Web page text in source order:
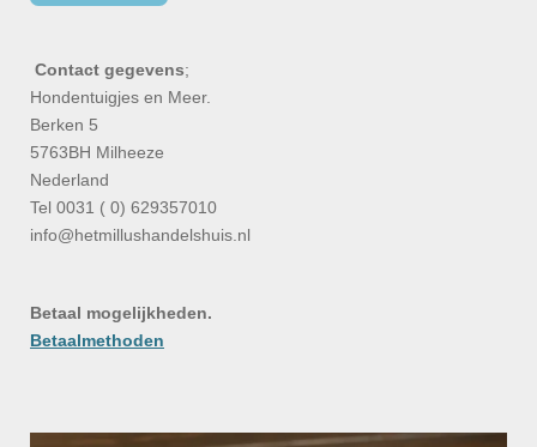
Contact gegevens;
Hondentuigjes en Meer.
Berken 5
5763BH Milheeze
Nederland
Tel 0031 ( 0) 629357010
info@hetmillushandelshuis.nl
Betaal mogelijkheden.
Betaalmethoden